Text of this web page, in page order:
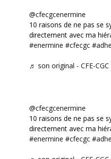
@cfecgcenermine
10 raisons de ne pas se
directement avec ma
#enermine #cfecgc
♬ son original - CFE-CGC
@cfecgcenermine
10 raisons de ne pas se
directement avec ma
#enermine #cfecgc